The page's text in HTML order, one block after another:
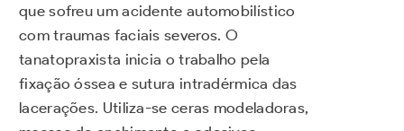
que sofreu um acidente automobilístico
com traumas faciais severos. O
tanatopraxista inicia o trabalho pela
fixação óssea e sutura intradérmica das
lacerações. Utiliza-se ceras modeladoras,